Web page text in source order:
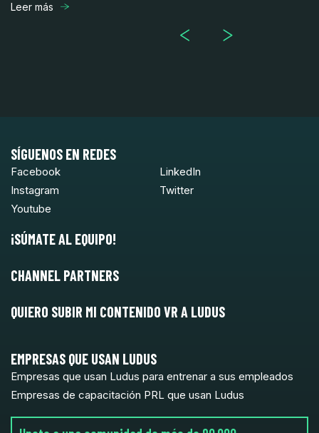
Leer más
SÍGUENOS EN REDES
Facebook
LinkedIn
Instagram
Twitter
Youtube
¡SÚMATE AL EQUIPO!
CHANNEL PARTNERS
QUIERO SUBIR MI CONTENIDO VR A LUDUS
EMPRESAS QUE USAN LUDUS
Empresas que usan Ludus para entrenar a sus empleados
Empresas de capacitación PRL que usan Ludus